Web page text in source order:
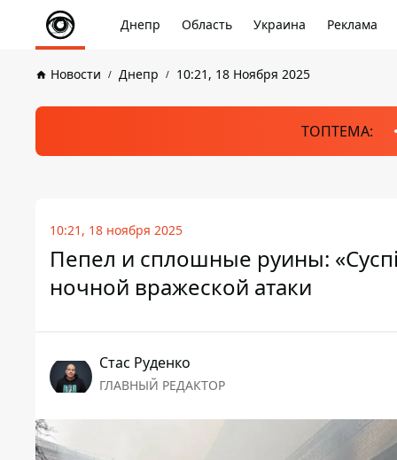
Днепр Область Украина Реклама
Новости Днепр 10:21, 18 Ноября 2025
ТОПТЕМА:
10:21, 18 ноября 2025
Пепел и сплошные руины:
ночной вражеской атаки
Стаc Руденко
ГЛАВНЫЙ РЕДАКТОР